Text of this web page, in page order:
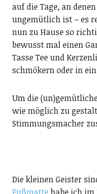
auf die Tage, an
ungemütlich ist – es
nun zu Hause so
bewusst mal einen
Tasse Tee und
schmökern oder in
Um die
wie möglich zu
Stimmungsmacher
Die kleinen Geister